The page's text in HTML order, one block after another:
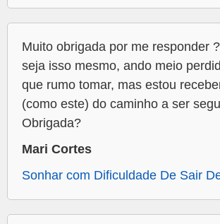
Muito obrigada por me responder
seja isso mesmo, ando meio
que rumo tomar, mas estou
(como este) do caminho a ser
Obrigada?
Mari Cortes
Sonhar com Dificuldade De Sair